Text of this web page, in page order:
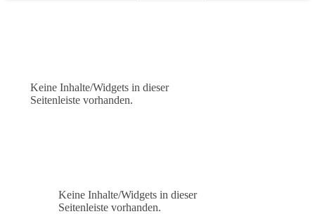
Keine Inhalte/Widgets in dieser
Seitenleiste vorhanden.
Keine Inhalte/Widgets in dieser
Seitenleiste vorhanden.